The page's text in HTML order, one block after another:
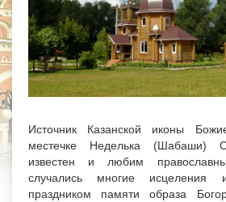
Источник Казанской иконы
местечке Неделька (Шабаши)
известен и любим
случались многие исцеления
праздником памяти образа